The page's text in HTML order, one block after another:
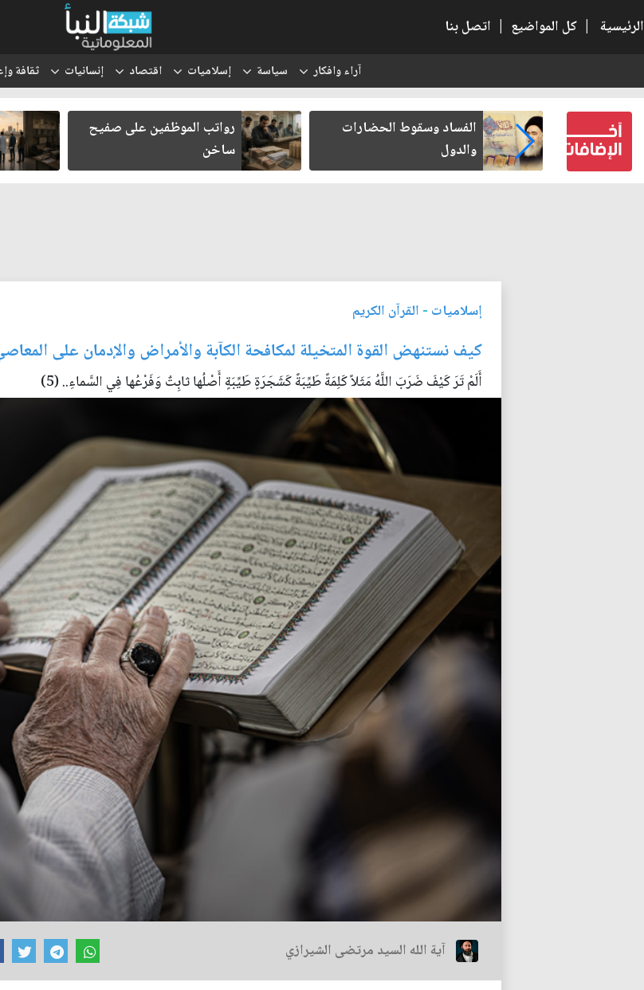
الرئيسية | كل المواضيع | اتصل بنا
آراء وافكار سياسة إسلاميات اقتصاد إنسانيات ثقافة
كتب لنفسه
الفساد وسقوط الحضارات
والدول
رواتب الموظفين على صفيح
ساخن
إسلاميات - القرآن الكريم
كيف نستنهض القوة المتخيلة لمكافحة الكآبة والأمراض والإدمان على
أَلَمْ تَرَ كَيْفَ ضَرَبَ اللَّهُ مَثَلاً كَلِمَةً طَيِّبَةً كَشَجَرَةٍ طَيِّبَةٍ أَصْلُها ثابِتٌ وَفَرْعُها فِي السَّماءِ.. (5)
آية الله السيد مرتضى الشيرازي